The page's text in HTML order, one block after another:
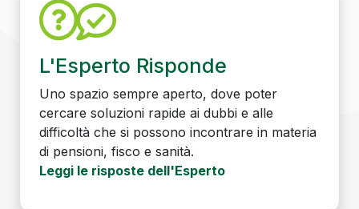
L'Esperto Risponde
Uno spazio sempre aperto, dove poter
cercare soluzioni rapide ai dubbi e alle
difficoltà che si possono incontrare in materia
di pensioni, fisco e sanità.
Leggi le risposte dell'Esperto